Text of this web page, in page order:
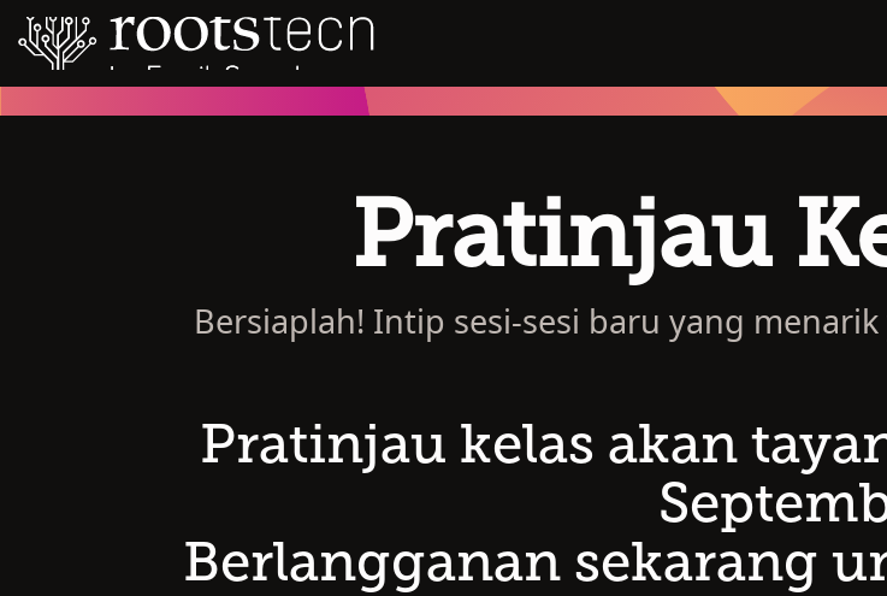
Pratinjau
Bersiaplah! Intip sesi-sesi baru yang
Pratinjau kelas akan
Berlangganan sekarang